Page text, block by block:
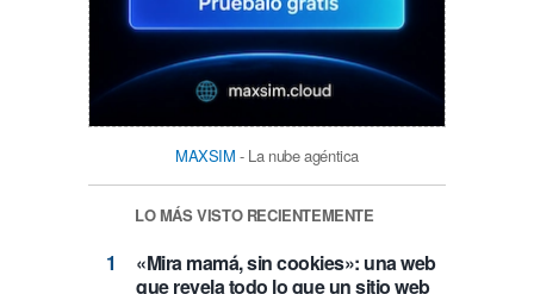
MAXSIM - La nube agéntica
LO MÁS VISTO RECIENTEMENTE
«Mira mamá, sin cookies»: una web
que revela todo lo que un sitio web